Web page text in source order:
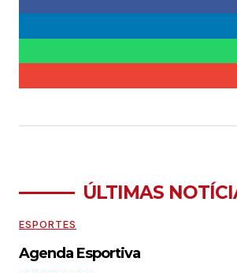
ÚLTIMAS
ESPORTES
Agenda Esportiva